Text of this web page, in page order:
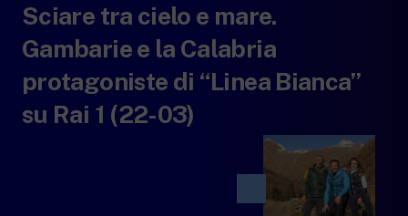
La piattaforma di streaming video per tutti.
RaiPlay
La piattaforma digitale dei canali Radio
Rai.
RaiPlay Sound
Lo spazio sicuro ricco di cartoni animati
RaiPlay YoYo
Sciare tra cielo e mare.
Gambarie e la Calabria
protagoniste di “Linea Bianca”
su Rai 1 (22-03)